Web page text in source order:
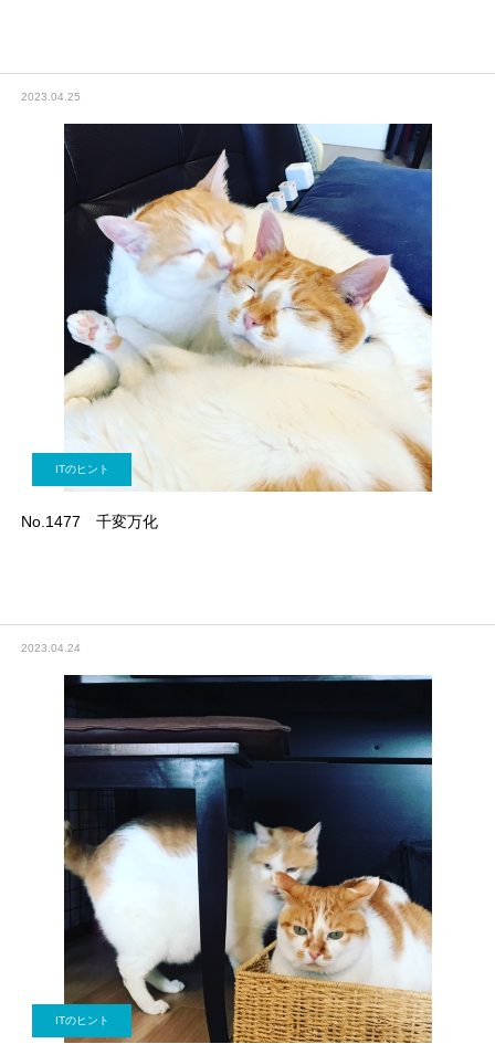
2023.04.25
ITのヒント
No.1477 千変万化
2023.04.24
ITのヒント